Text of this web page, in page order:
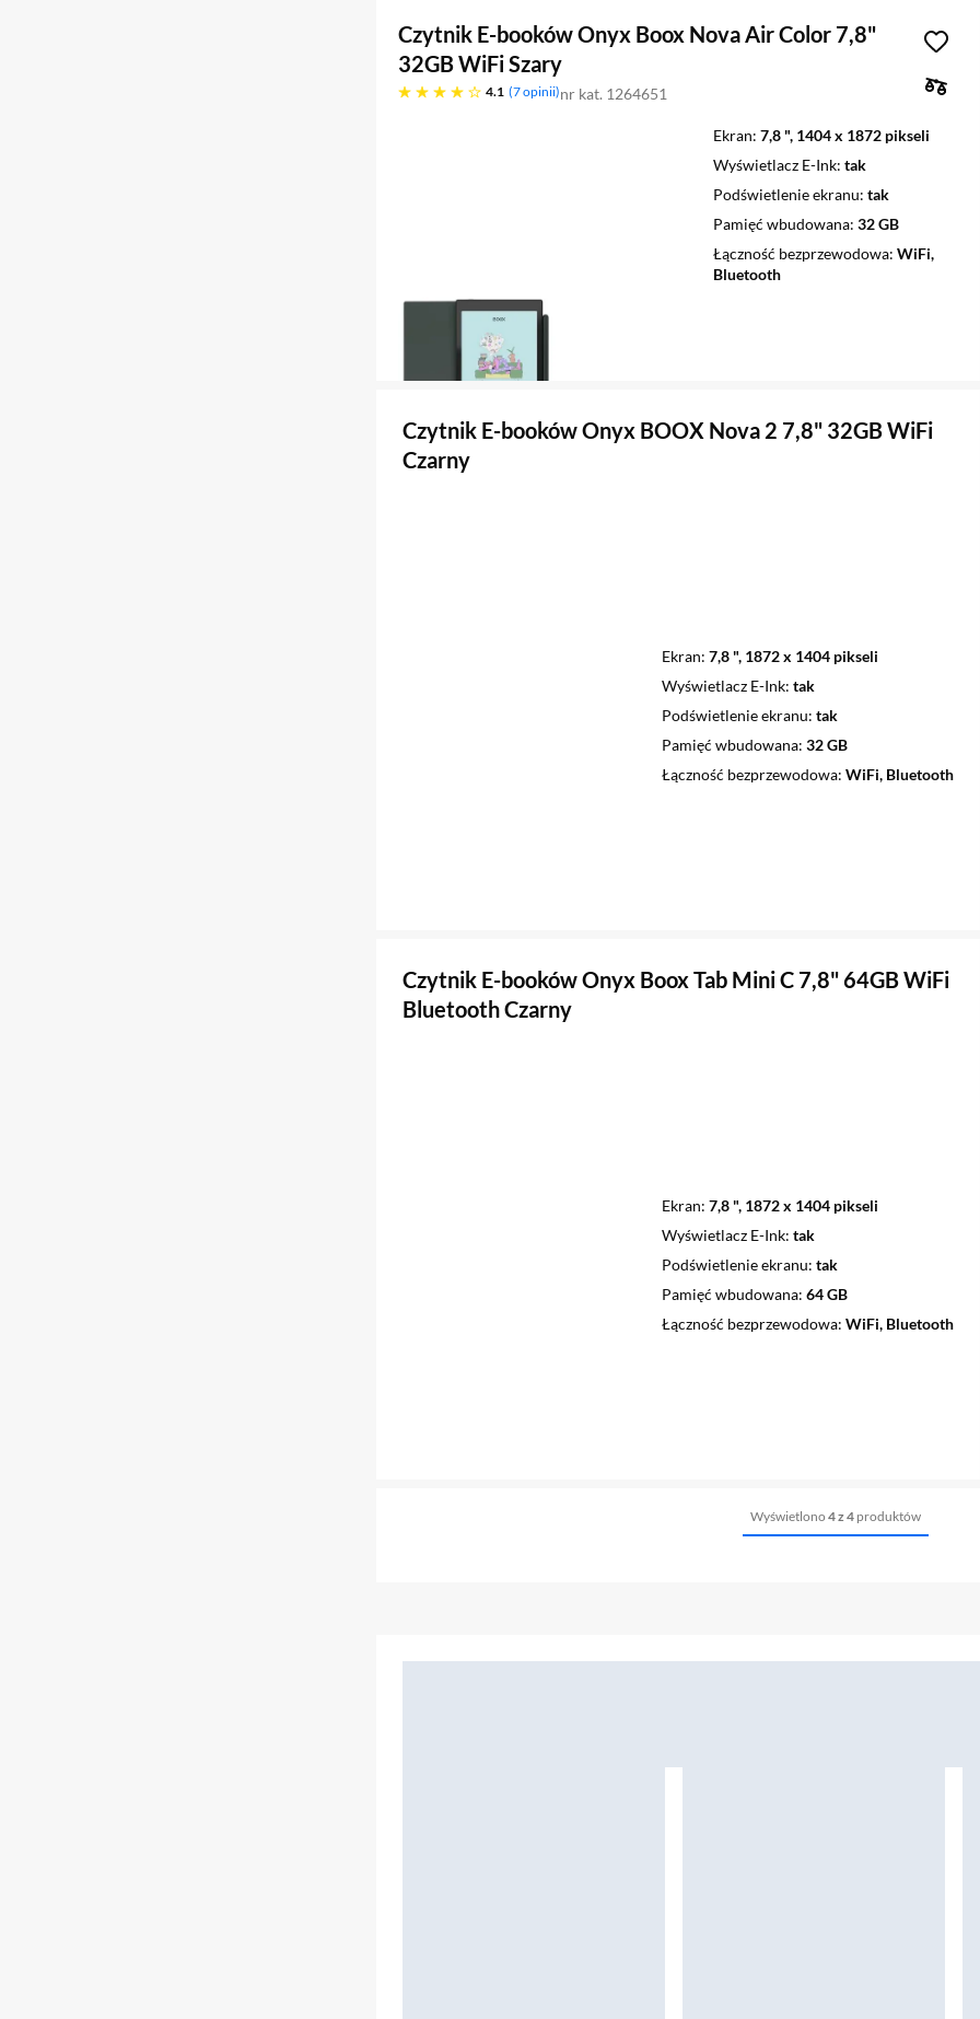
Czytnik E-booków Onyx Boox Nova Air Color 7,8"
32GB WiFi Szary
4.1
4.1 gwiazdek 7 opinii nr kat. 1264651
Ekran 7,8 ", 1404 x 1872 pikseli
Wyświetlacz E-Ink tak
Podświetlenie ekranu tak
Pamięć wbudowana 32 GB
Łączność bezprzewodowa WiFi,
Bluetooth
Czytnik E-booków Onyx BOOX Nova 2 7,8" 32GB WiFi
Czarny
Ekran 7,8 ", 1872 x 1404 pikseli
Wyświetlacz E-Ink tak
Podświetlenie ekranu tak
Pamięć wbudowana 32 GB
Łączność bezprzewodowa WiFi, Bluetooth
Czytnik E-booków Onyx Boox Tab Mini C 7,8" 64GB WiFi
Bluetooth Czarny
Ekran 7,8 ", 1872 x 1404 pikseli
Wyświetlacz E-Ink tak
Podświetlenie ekranu tak
Pamięć wbudowana 64 GB
Łączność bezprzewodowa WiFi, Bluetooth
Wyświetlono 4 z 4 produktów